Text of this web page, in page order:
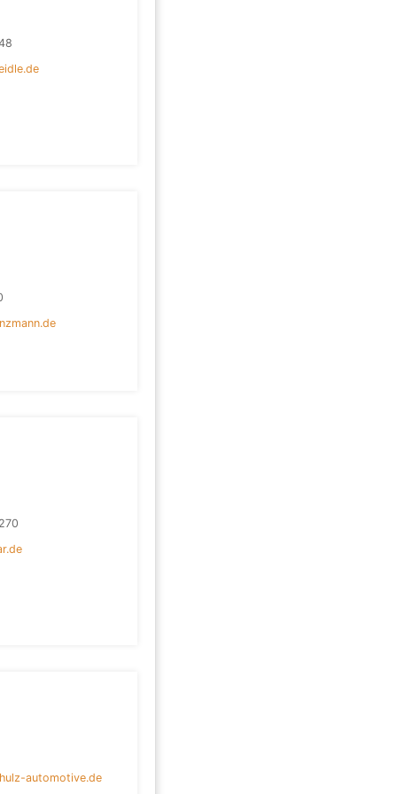
automotive.de